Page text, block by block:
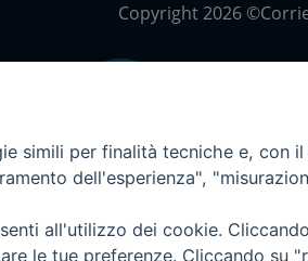
Copyright 2026
simili per finalità tecniche e, con
dell'esperienza",
all'utilizzo dei cookie.
le tue preferenze. Cliccando su